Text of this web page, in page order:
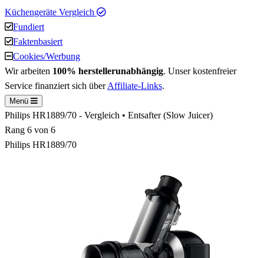
Küchengeräte Vergleich
Fundiert
Faktenbasiert
Cookies/Werbung
Wir arbeiten 100% herstellerunabhängig. Unser kostenfreier
Service finanziert sich überAffiliate-Links.
Menü
Philips HR1889/70 - Vergleich • Entsafter (Slow Juicer)
Rang 6 von 6
Philips HR1889/70